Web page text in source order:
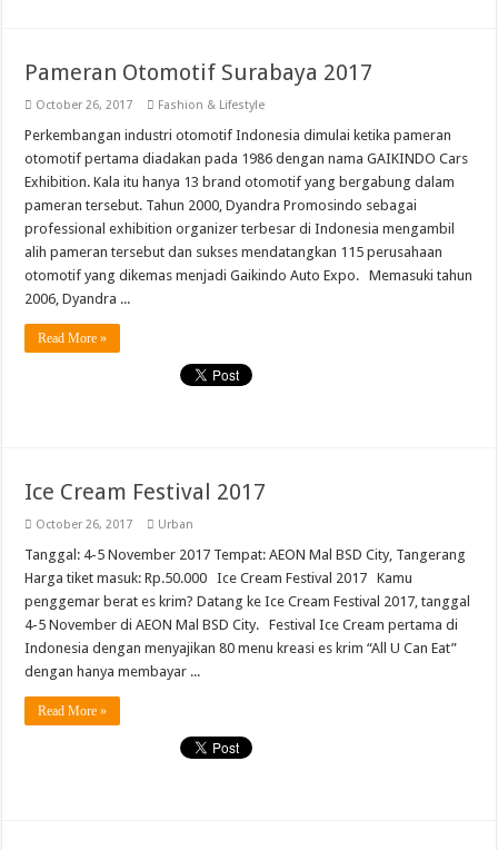
Pameran Otomotif Surabaya 2017
October 26, 2017 Fashion & Lifestyle
Perkembangan industri otomotif Indonesia dimulai ketika pameran
otomotif pertama diadakan pada 1986 dengan nama GAIKINDO Cars
Exhibition. Kala itu hanya 13 brand otomotif yang bergabung dalam
pameran tersebut. Tahun 2000, Dyandra Promosindo sebagai
professional exhibition organizer terbesar di Indonesia mengambil
alih pameran tersebut dan sukses mendatangkan 115 perusahaan
otomotif yang dikemas menjadi Gaikindo Auto Expo. Memasuki tahun
2006, Dyandra ...
Read More »
Ice Cream Festival 2017
October 26, 2017 Urban
Tanggal: 4-5 November 2017 Tempat: AEON Mal BSD City, Tangerang
Harga tiket masuk: Rp.50.000 Ice Cream Festival 2017 Kamu
penggemar berat es krim? Datang ke Ice Cream Festival 2017, tanggal
4-5 November di AEON Mal BSD City. Festival Ice Cream pertama di
Indonesia dengan menyajikan 80 menu kreasi es krim “All U Can Eat”
dengan hanya membayar ...
Read More »